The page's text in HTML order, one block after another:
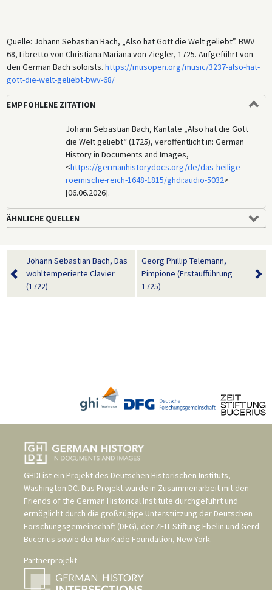
Quelle: Johann Sebastian Bach, „Also hat Gott die Welt geliebt”. BWV
68, Libretto von Christiana Mariana von Ziegler, 1725. Aufgeführt von
den German Bach soloists. https://musopen.org/music/3237-also-hat-
gott-die-welt-geliebt-bwv-68/
EMPFOHLENE ZITATION
Johann Sebastian Bach, Kantate „Also hat die Gott
die Welt geliebt“ (1725), veröffentlicht in: German
History in Documents and Images,
<https://germanhistorydocs.org/de/das-heilige-
roemische-reich-1648-1815/ghdi:audio-5032>
[06.06.2026].
ÄHNLICHE QUELLEN
Johann Sebastian Bach, Das
wohltemperierte Clavier
(1722)
Georg Phillip Telemann,
Pimpione (Erstaufführung
1725)
GHDI ist ein Projekt des Deutschen Historischen Instituts,
Washington DC. Das Projekt wurde in Zusammenarbeit mit den
Friends of the German Historical Institute durchgeführt und
ermöglicht durch die großzügige Unterstützung der Deutschen
Forschungsgemeinschaft (DFG), der ZEIT-Stiftung Ebelin und Gerd
Bucerius sowie der Max Kade Foundation, New York.
Partnerprojekt